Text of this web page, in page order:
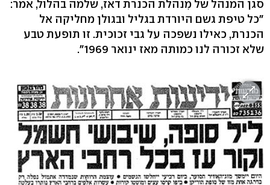
סגן המנהל של מִנהלת הכנרת דאז, שלמה בהלול, אמר:
"כל טיפת גשם היורדת בגליל ובגולן מחליקה אל
הכנרת, כאילו נשפכה על גבי זכוכית. זו תופעת טבע
שלא זכורה לנו כמותה מאז ינואר 1969".